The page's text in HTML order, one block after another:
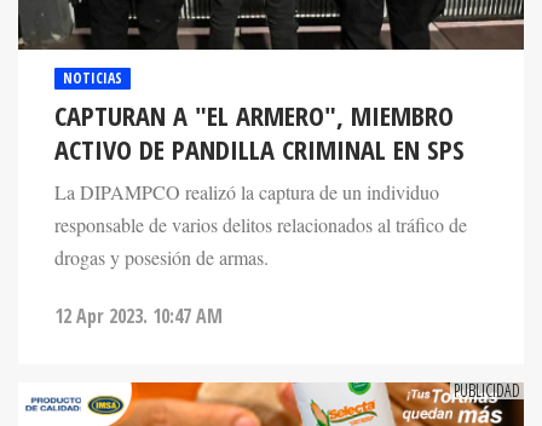
NOTICIAS
CAPTURAN A "EL ARMERO", MIEMBRO
ACTIVO DE PANDILLA CRIMINAL EN SPS
La DIPAMPCO realizó la captura de un individuo
responsable de varios delitos relacionados al tráfico de
drogas y posesión de armas.